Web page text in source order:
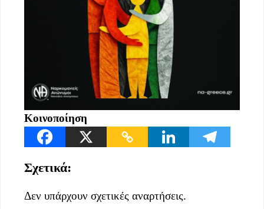
Κοινοποίηση
Σχετικά:
Δεν υπάρχουν σχετικές αναρτήσεις.